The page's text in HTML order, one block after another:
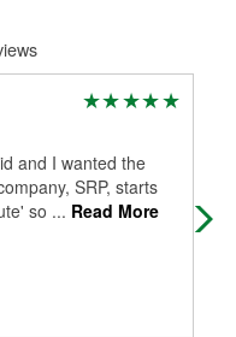
de Préstamo de
determinar si pueden
tambores o discos no
a encontrar las
tu reparación.
freno
and I wanted the
SRP, starts
so ... Read More